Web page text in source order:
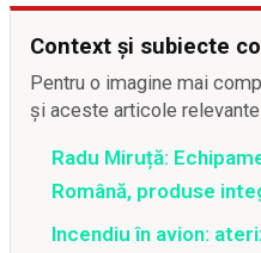
Context și subiecte
Pentru o imagine mai
și aceste articole
Radu Miruță:
Română, produse
Incendiu în avion: